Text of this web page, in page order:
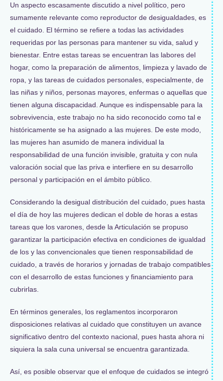
Un aspecto escasamente discutido a nivel político, pero
sumamente relevante como reproductor de desigualdades, es
el cuidado. El término se refiere a todas las actividades
requeridas por las personas para mantener su vida, salud y
bienestar. Entre estas tareas se encuentran las labores del
hogar, como la preparación de alimentos, limpieza y lavado de
ropa, y las tareas de cuidados personales, especialmente, de
las niñas y niños, personas mayores, enfermas o aquellas que
tienen alguna discapacidad. Aunque es indispensable para la
sobrevivencia, este trabajo no ha sido reconocido como tal e
históricamente se ha asignado a las mujeres. De este modo,
las mujeres han asumido de manera individual la
responsabilidad de una función invisible, gratuita y con nula
valoración social que las priva e interfiere en su desarrollo
personal y participación en el ámbito público.
Considerando la desigual distribución del cuidado, pues hasta
el día de hoy las mujeres dedican el doble de horas a estas
tareas que los varones, desde la Articulación se propuso
garantizar la participación efectiva en condiciones de igualdad
de los y las convencionales que tienen responsabilidad de
cuidado, a través de horarios y jornadas de trabajo compatibles
con el desarrollo de estas funciones y financiamiento para
cubrirlas.
En términos generales, los reglamentos incorporaron
disposiciones relativas al cuidado que constituyen un avance
significativo dentro del contexto nacional, pues hasta ahora ni
siquiera la sala cuna universal se encuentra garantizada.
Así, es posible observar que el enfoque de cuidados se integró